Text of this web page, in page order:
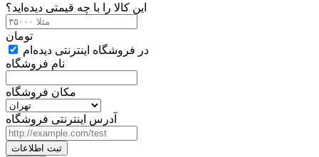
این کالا را با چه قیمتی دیده‌اید؟
تومان
در فروشگاه اینترنتی دیده‌ام
نام فروشگاه
مکان فروشگاه
آدرس اینترنتی فروشگاه
ثبت اطلاعات